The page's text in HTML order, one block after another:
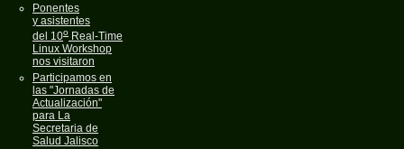
Ponentes
y asistentes
del 10o Real-Time
Linux Workshop
nos visitaron
Participamos en
las "Jornadas de
Actualización"
para La
Secretaria de
Salud Jalisco